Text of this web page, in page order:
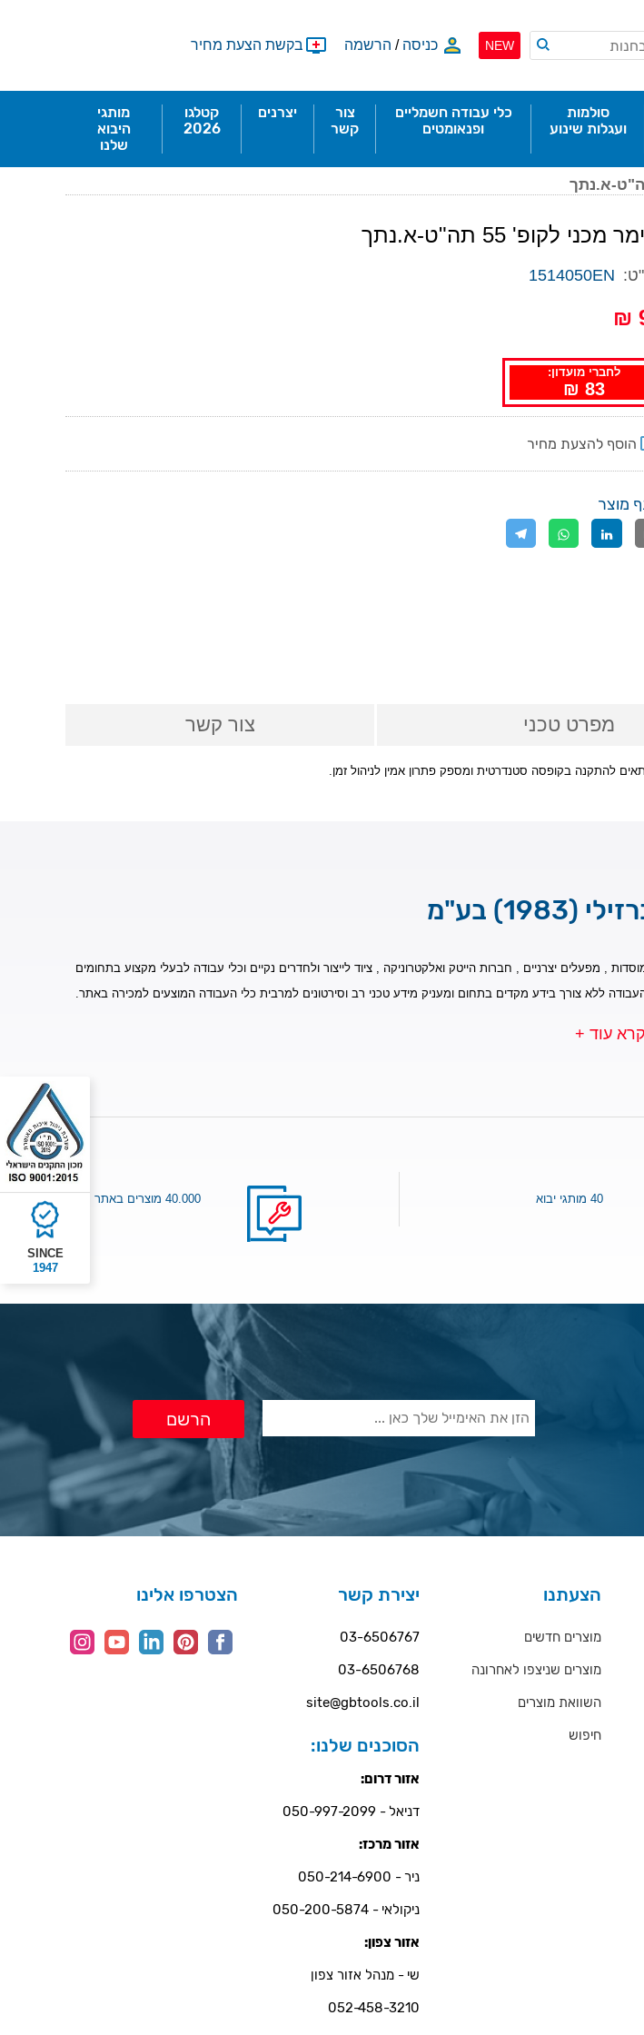
NEW כניסה / הרשמה בקשת הצעת מחיר
סולמות
ועגלות שינוע
כלי עבודה חשמליים
ופנאומטים
צור
קשר
יצרנים
קטלגו
2026
מותגי
היבוא
שלנו
מכני לקופ' 55 תה"ט-א.נתך
1514050EN
לחברי מועדון:
83 ₪
מוצר
מפרט טכני צור קשר
SINCE
1947
בע"מ
, מפעלים יצרניים , חברות הייטק ואלקטרוניקה , ציוד לייצור ולחדרים נקיים וכלי עבודה לבעלי מקצוע בתחומים
ללא צורך בידע מקדים בתחום ומעניק מידע טכני רב וסירטונים למרבית כלי העבודה המוצעים למכירה באתר.
קרא עוד +
40 מותגי יבוא 40.000 מוצרים באתר
הצעתנו
מוצרים חדשים
מוצרים שניצפו לאחרונה
השוואת מוצרים
חיפוש
יצירת קשר
03-6506767
03-6506768
site@gbtools.co.il
הסוכנים שלנו:
אזור דרום:
דניאל - 050-997-2099
אזור מרכז:
ניר - 050-214-6900
ניקולאי - 050-200-5874
אזור צפון:
שי - מנהל אזור צפון
052-458-3210
הצטרפו אלינו